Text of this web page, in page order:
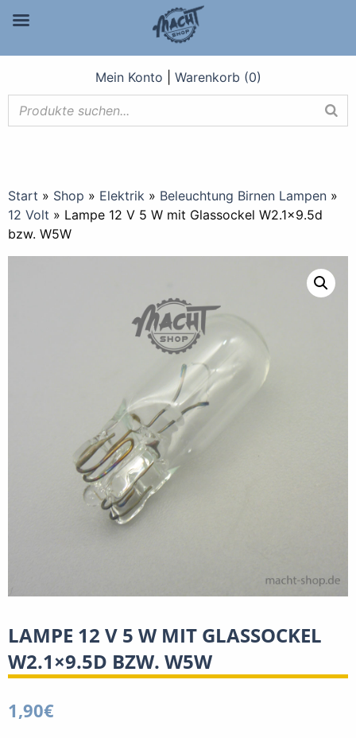
Mein Konto Warenkorb (0)
Start » Shop » Elektrik » Beleuchtung Birnen Lampen »
12 Volt » Lampe 12 V 5 W mit Glassockel W2.1×9.5d
bzw. W5W
LAMPE 12 V 5 W MIT GLASSOCKEL
W2.1×9.5D BZW. W5W
1,90€